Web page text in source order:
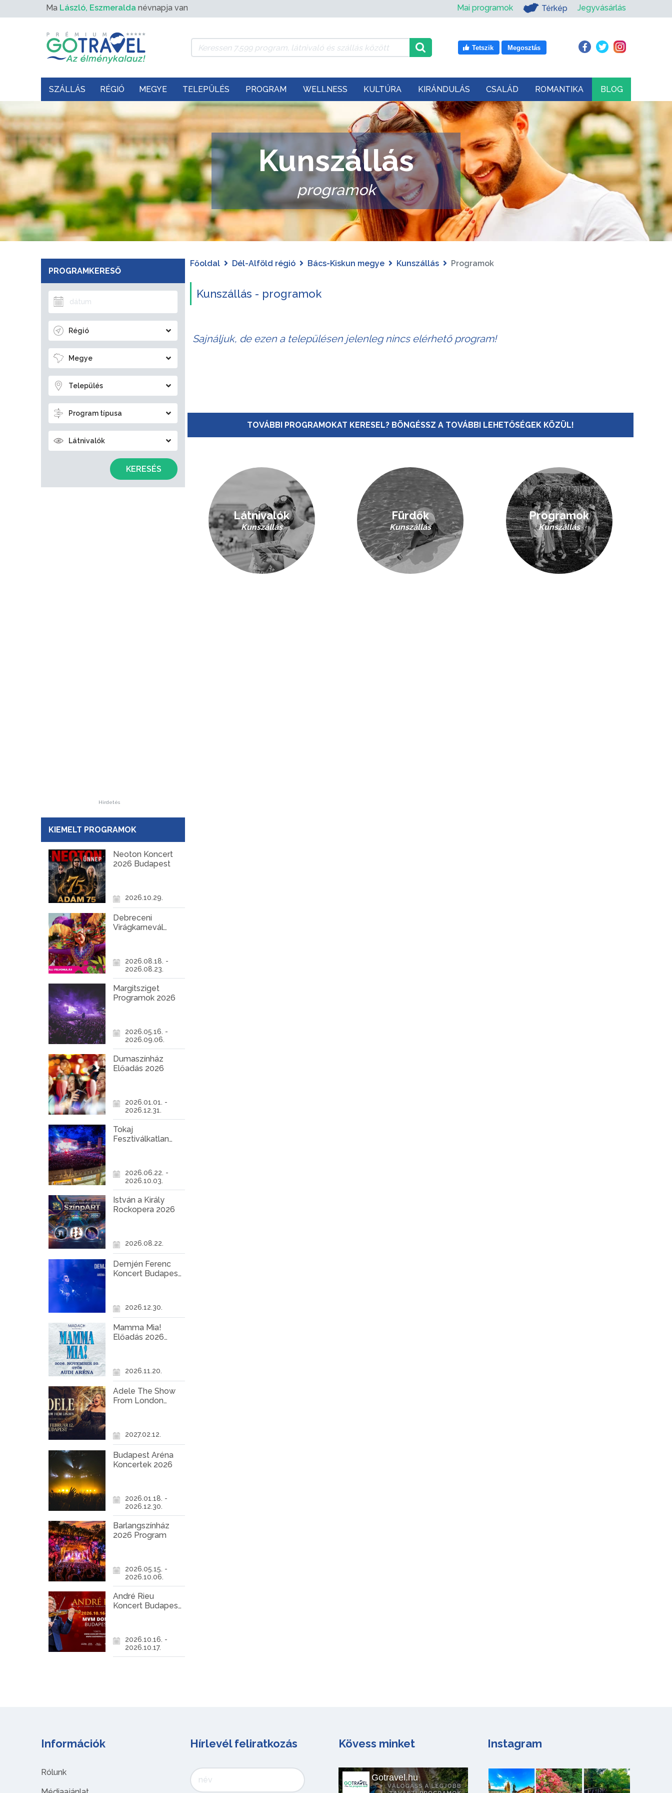
Ma László, Eszmeralda névnapja van Mai programok Térkép Jegyvásárlás
Tetszik Megosztás
SZÁLLÁS RÉGIÓ MEGYE TELEPÜLÉS PROGRAM WELLNESS KULTÚRA KIRÁNDULÁS CSALÁD ROMANTIKA BLOG
Kunszállás
programok
PROGRAMKERESŐ
Régió
Megye
Település
Program típusa
Látnivalók
KERESÉS
Hirdetés
KIEMELT PROGRAMOK
Neoton Koncert
2026 Budapest
2026.10.29.
Debreceni
Virágkarnevál
2026.08.18. -
2026.08.23.
Margitsziget
Programok 2026
2026.05.16. -
2026.09.06.
Dumaszínház
Előadás 2026
2026.01.01. -
2026.12.31.
Tokaj
Fesztiválkatlan
2026.06.22. -
2026.10.03.
István a Király
Rockopera 2026
2026.08.22.
Demjén Ferenc
Koncert Budapest
2026.12.30.
Mamma Mia!
Előadás 2026
2026.11.20.
Adele The Show
From London
2027.02.12.
Budapest Aréna
Koncertek 2026
2026.01.18. -
2026.12.30.
Barlangszínház
2026 Program
2026.05.15. -
2026.10.06.
André Rieu
Koncert Budapest
2026.10.16. -
2026.10.17.
Főoldal Dél-Alföld régió Bács-Kiskun megye Kunszállás Programok
Kunszállás - programok
Sajnáljuk, de ezen a településen jelenleg nincs elérhető program!
TOVÁBBI PROGRAMOKAT KERESEL? BÖNGÉSSZ A TOVÁBBI LEHETŐSÉGEK KÖZÜL!
Látnivalók
Kunszállás
Fürdők
Kunszállás
Programok
Kunszállás
Információk
Rólunk
Hírlevél feliratkozás Kövess minket
Gotravel.hu
Instagram